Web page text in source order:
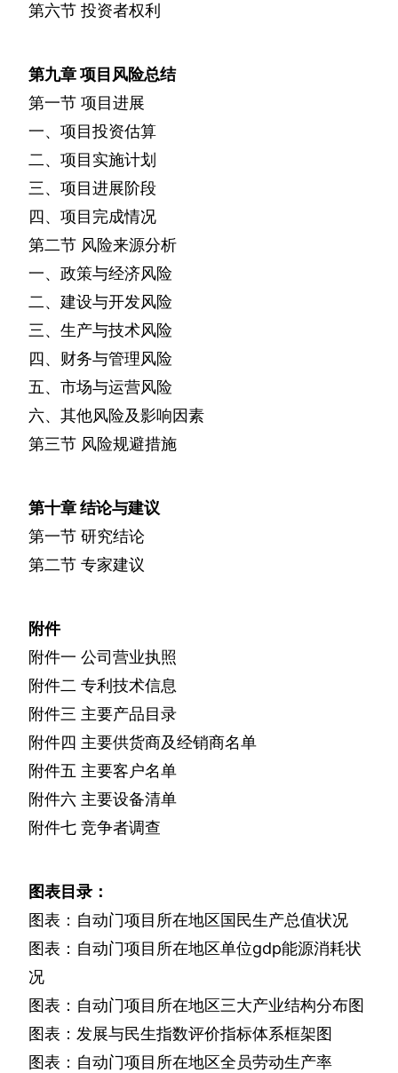
第六节 投资者权利
第九章项目风险总结
第一节 项目进展
一、项目投资估算
二、项目实施计划
三、项目进展阶段
四、项目完成情况
第二节 风险来源分析
一、政策与经济风险
二、建设与开发风险
三、生产与技术风险
四、财务与管理风险
五、市场与运营风险
六、其他风险及影响因素
第三节 风险规避措施
第十章结论与建议
第一节 研究结论
第二节 专家建议
附件
附件一 公司营业执照
附件二 专利技术信息
附件三 主要产品目录
附件四 主要供货商及经销商名单
附件五 主要客户名单
附件六 主要设备清单
附件七 竞争者调查
图表目录：
图表：自动门项目所在地区国民生产总值状况
图表：自动门项目所在地区单位gdp能源消耗状
况
图表：自动门项目所在地区三大产业结构分布图
图表：发展与民生指数评价指标体系框架图
图表：自动门项目所在地区全员劳动生产率